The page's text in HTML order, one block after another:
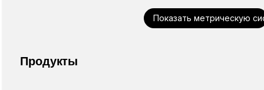
Показать метрическую
Продукты